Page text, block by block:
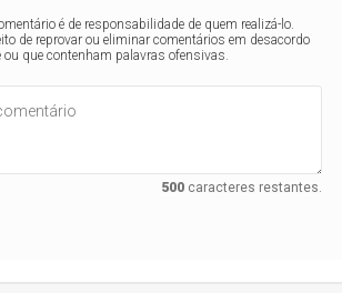
é de responsabilidade de quem realizá-lo.
de reprovar ou eliminar comentários em desacordo
que contenham palavras ofensivas.
500caracteres restantes.